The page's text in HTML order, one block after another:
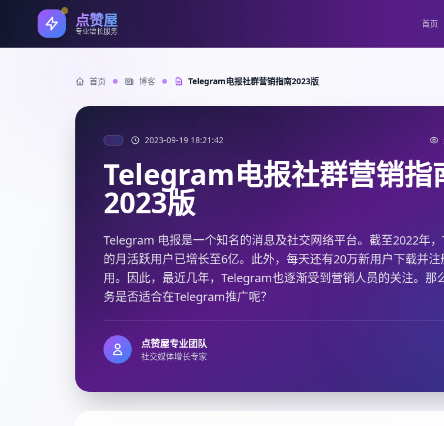
点赞屋
专业增长服务
首页
首页 博客 Telegram电报社群营销指南2023版
2023-09-19 18:21:42
Telegram电报社群营销指
2023版
Telegram 电报是一个知名的消息及社交网络平台。截至2022年
的月活跃用户已增长至6亿。此外，每天还有20万新用户下载并注
用。因此，最近几年，Telegram也逐渐受到营销人员的关注。那
务是否适合在Telegram推广呢？
点赞屋专业团队
社交媒体增长专家